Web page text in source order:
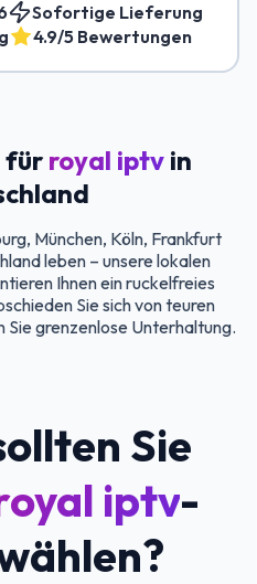
Sofortige Lieferung
4.9/5 Bewertungen
für royal iptvin
München, Köln, Frankfurt
leben – unsere lokalen
Ihnen ein ruckelfreies
Sie sich von teuren
Sie grenzenlose Unterhaltung.
Sie
iptv-